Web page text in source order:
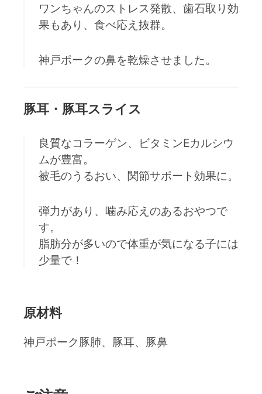
ワンちゃんのストレス発散、歯石取り効
果もあり、食べ応え抜群。
神戸ポークの鼻を乾燥させました。
豚耳・豚耳スライス
良質なコラーゲン、ビタミンEカルシウ
ムが豊富。
被毛のうるおい、関節サポート効果に。
弾力があり、噛み応えのあるおやつで
す。
脂肪分が多いので体重が気になる子には
少量で！
原材料
神戸ポーク豚肺、豚耳、豚鼻